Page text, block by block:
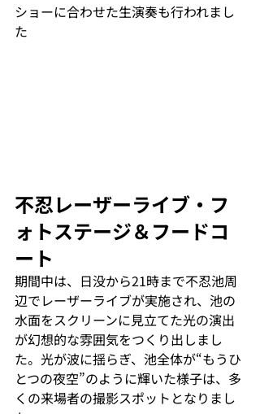
ショーに合わせた生演奏も行われまし
た
不忍レーザーライブ・フ
ォトステージ＆フードコ
ート
期間中は、日没から21時まで不忍池周
辺でレーザーライブが実施され、池の
水面をスクリーンに見立てた光の演出
が幻想的な雰囲気をつくり出しまし
た。光が波に揺らぎ、池全体が“もうひ
とつの夜空”のように輝いた様子は、多
くの来場者の撮影スポットとなりまし